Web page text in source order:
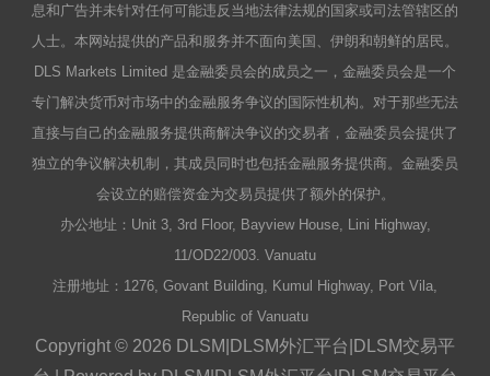
息和广告并未针对任何可能违反当地法律法规的国家或司法管辖区的
人士。本网站提供的产品和服务并不面向美国、伊朗和朝鲜的居民。
DLS Markets Limited 是金融委员会的成员之一，金融委员会是一个
专门解决货币对市场中的金融服务争议的国际性机构。对于那些无法
直接与自己的金融服务提供商解决争议的交易者，金融委员会提供了
独立的争议解决机制，其成员同时也包括金融服务提供商。金融委员
会设立的赔偿资金为交易员提供了额外的保护。
办公地址：Unit 3, 3rd Floor, Bayview House, Lini Highway,
11/OD22/003. Vanuatu
注册地址：1276, Govant Building, Kumul Highway, Port Vila,
Republic of Vanuatu
Copyright © 2026 DLSM|DLSM外汇平台|DLSM交易平